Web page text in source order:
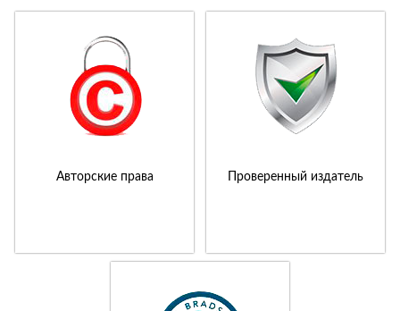
Авторские права Проверенный издатель